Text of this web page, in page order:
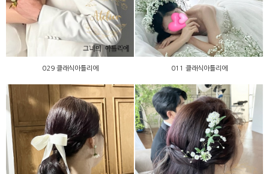
029 클래식아틀리에 011 클래식아틀리에
027 클래식아틀리에 026 클래식아틀리에